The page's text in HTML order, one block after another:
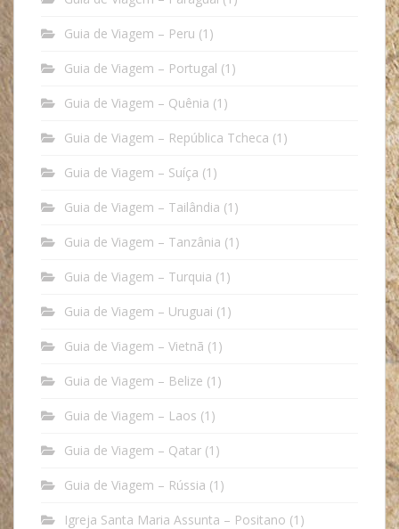
Guia de Viagem – Peru (1)
Guia de Viagem – Portugal (1)
Guia de Viagem – Quênia (1)
Guia de Viagem – República Tcheca (1)
Guia de Viagem – Suíça (1)
Guia de Viagem – Tailândia (1)
Guia de Viagem – Tanzânia (1)
Guia de Viagem – Turquia (1)
Guia de Viagem – Uruguai (1)
Guia de Viagem – Vietnã (1)
Guia de Viagem – Belize (1)
Guia de Viagem – Laos (1)
Guia de Viagem – Qatar (1)
Guia de Viagem – Rússia (1)
Igreja Santa Maria Assunta – Positano (1)